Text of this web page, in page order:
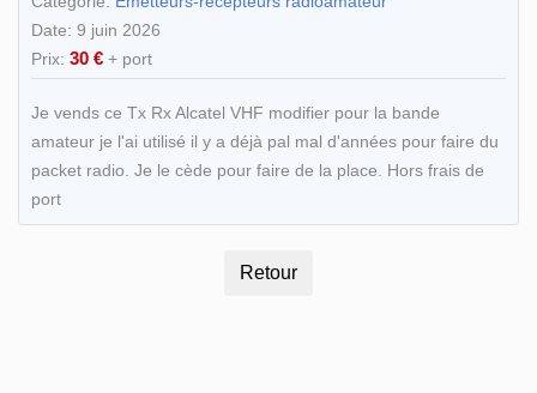
Date: 9 juin 2026
Prix: 30 € + port
Je vends ce Tx Rx Alcatel VHF modifier pour la bande
amateur je l'ai utilisé il y a déjà pal mal d'années pour faire du
packet radio. Je le cède pour faire de la place. Hors frais de
port